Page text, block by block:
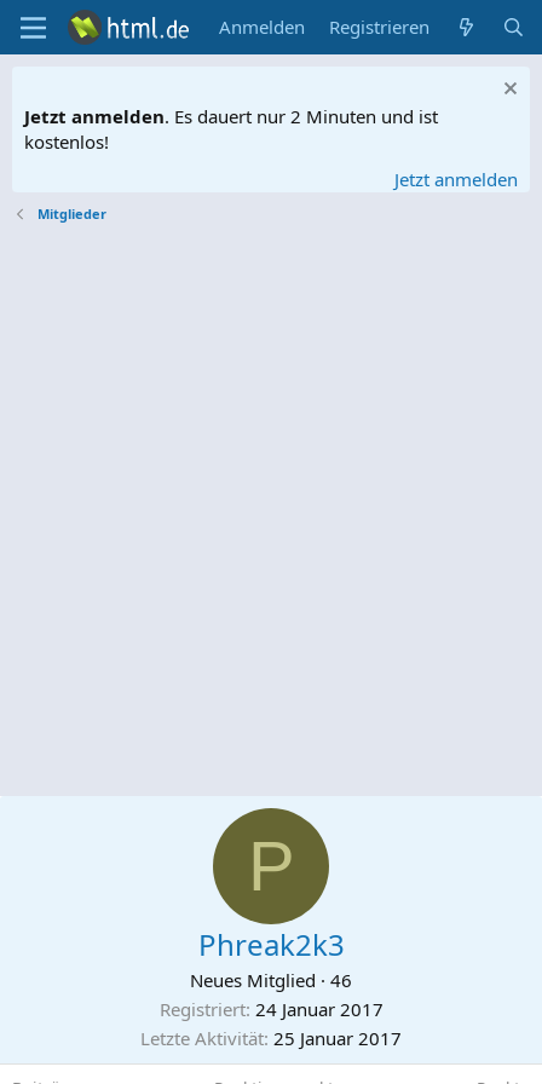
Anmelden Registrieren
Jetzt anmelden. Es dauert nur 2 Minuten und ist
kostenlos!
Jetzt anmelden
Mitglieder
P
Phreak2k3
Neues Mitglied · 46
Registriert 24 Januar 2017
Letzte Aktivität 25 Januar 2017